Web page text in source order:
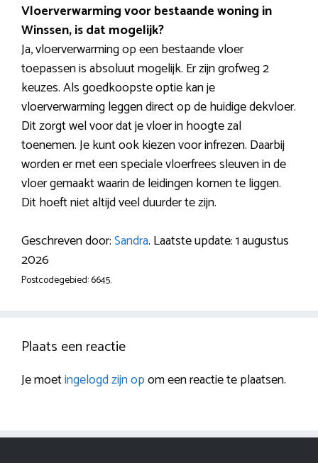
Vloerverwarming voor bestaande woning in
Winssen, is dat mogelijk?
Ja, vloerverwarming op een bestaande vloer
toepassen is absoluut mogelijk. Er zijn grofweg 2
keuzes. Als goedkoopste optie kan je
vloerverwarming leggen direct op de huidige dekvloer.
Dit zorgt wel voor dat je vloer in hoogte zal
toenemen. Je kunt ook kiezen voor infrezen. Daarbij
worden er met een speciale vloerfrees sleuven in de
vloer gemaakt waarin de leidingen komen te liggen.
Dit hoeft niet altijd veel duurder te zijn.
Geschreven door:Sandra. Laatste update: 1 augustus
2026
Postcodegebied: 6645.
Plaats een reactie
Je moetingelogd zijn opom een reactie te plaatsen.